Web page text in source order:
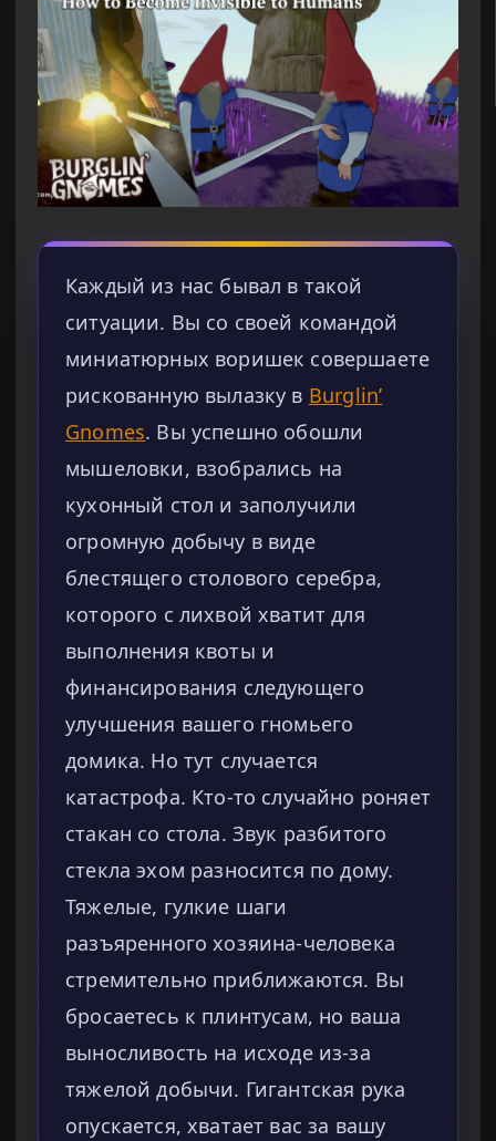
Каждый из нас бывал в такой
ситуации. Вы со своей командой
миниатюрных воришек совершаете
рискованную вылазку в Burglin’
Gnomes. Вы успешно обошли
мышеловки, взобрались на
кухонный стол и заполучили
огромную добычу в виде
блестящего столового серебра,
которого с лихвой хватит для
выполнения квоты и
финансирования следующего
улучшения вашего гномьего
домика. Но тут случается
катастрофа. Кто-то случайно роняет
стакан со стола. Звук разбитого
стекла эхом разносится по дому.
Тяжелые, гулкие шаги
разъяренного хозяина-человека
стремительно приближаются. Вы
бросаетесь к плинтусам, но ваша
выносливость на исходе из-за
тяжелой добычи. Гигантская рука
опускается, хватает вас за вашу